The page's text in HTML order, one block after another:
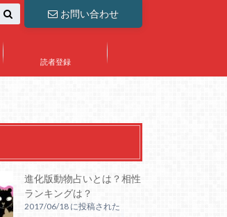
お問い合わせ
読者登録
進化版動物占いとは？相性
ランキングは？
2017/06/18 に投稿された